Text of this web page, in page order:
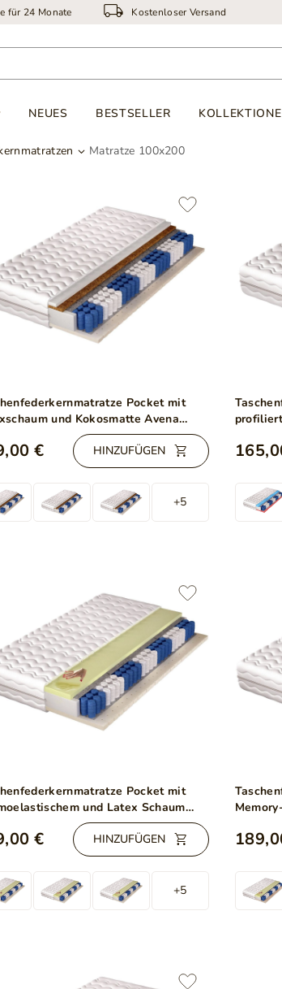
für 24 Monate Kostenloser Versand
NEUES BESTSELLER
Matratze 100x200
Pocket mit
und Kokosmatte Avena
€ HINZUFÜGEN
+5
Pocket mit
und Latex Schaum
€ HINZUFÜGEN
+5